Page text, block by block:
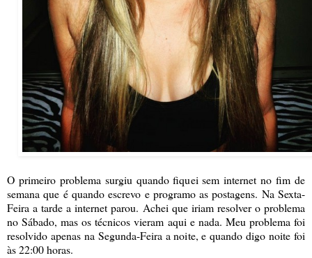
O primeiro problema surgiu quando fiquei sem internet no fim de
semana que é quando escrevo e programo as postagens. Na Sexta-
Feira a tarde a internet parou. Achei que iriam resolver o problema
no Sábado, mas os técnicos vieram aqui e nada. Meu problema foi
resolvido apenas na Segunda-Feira a noite, e quando digo noite foi
às 22:00 horas.